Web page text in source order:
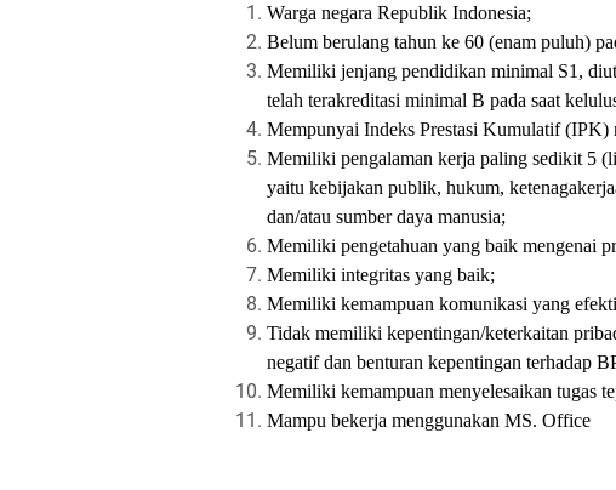
Warga negara Republik Indonesia;
Belum berulang tahun ke 60 (enam puluh)
Memiliki jenjang pendidikan minimal S1,
telah terakreditasi minimal B pada saat
Mempunyai Indeks Prestasi Kumulatif (IPK)
Memiliki pengalaman kerja paling sedikit 5
yaitu kebijakan publik, hukum,
dan/atau sumber daya manusia;
Memiliki pengetahuan yang baik mengenai
Memiliki integritas yang baik;
Memiliki kemampuan komunikasi yang
Tidak memiliki kepentingan/keterkaitan
negatif dan benturan kepentingan terhadap
Memiliki kemampuan menyelesaikan tugas
Mampu bekerja menggunakan MS. Office